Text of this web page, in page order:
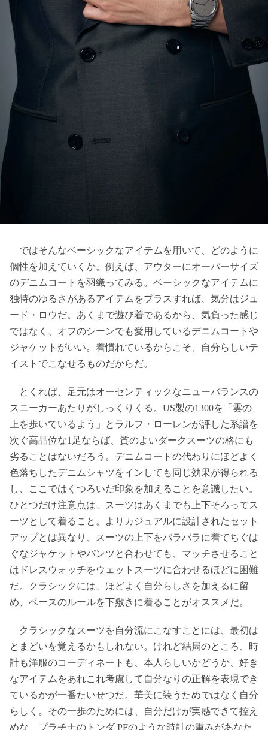
ではそんなベーシックなアイテムを用いて、どのように
個性を加えていくか。例えば、アウターにオーバーサイズ
のデニムコートを羽織ってみる。ベーシックなアイテムに
独特のゆるさがあるアイテムをプラスすれば、気分はジュ
ード・ロウだ。あくまで遊び着であるから、気負った感じ
ではなく、オフのシーンでも愛用しているデニムコートや
ジャケットがいい。着慣れているからこそ、自分らしいテ
イストでこなせるものだからだ。
とくれば、足元はオーセンティックなニューバランスの
スニーカーあたりがしっくりくる。US製の1300を「雲の
上を歩いているよう」とラルフ・ローレンが評した系譜を
次ぐ高品位な1足ならば、質のよいダークスーツの格にも
劣ることはないだろう。デニムコートの代わりにほどよく
色落ちしたデニムシャツをインしても同じ効果が得られる
し、ここではくつろいだ印象を加えることを意識したい。
ひとつだけ注意点は、スーツはあくまでも上下そろってス
ーツとして着ること。よりカジュアルに設計されたセット
アップとは異なり、スーツの上下をバラバラに着てちぐは
ぐなジャケットやパンツと合わせても、マッチさせること
はドレスウォッチをウェットスーツに合わせるほどに困難
だ。クラシックには、ほどよく自分らしさを加えるに留
め、ベースのルールを下敷きに着ることがオススメだ。
クラシックなスーツを自分流にこなすことには、最初は
とまどいを覚えるかもしれない。けれど結局のところ、時
計も洋服のコーディネートも、本人らしいかどうか、好き
なアイテムをあれこれ考慮して自分なりの正解を表現でき
ているかが一番たいせつだ。華美に装うためではなく自分
らしく。その一歩のためには、自分だけが実感できて控え
めな、プラチナのトンダ PFのような時計の重みがあなた